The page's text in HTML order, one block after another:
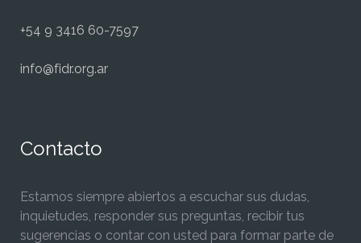
+54 9 3416 60-7597
info@fidr.org.ar
Contacto
Estamos siempre abiertos a escuchar sus dudas,
inquietudes, responder sus preguntas, recibir tus
sugerencias o contar con usted para formar parte de